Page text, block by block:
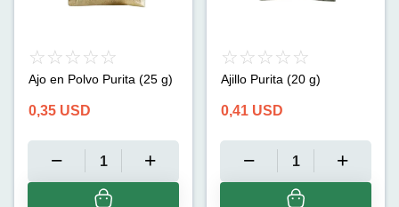
Ajo en Polvo Purita (25 g)
0,35 USD
Ajillo Purita (20 g)
0,41 USD